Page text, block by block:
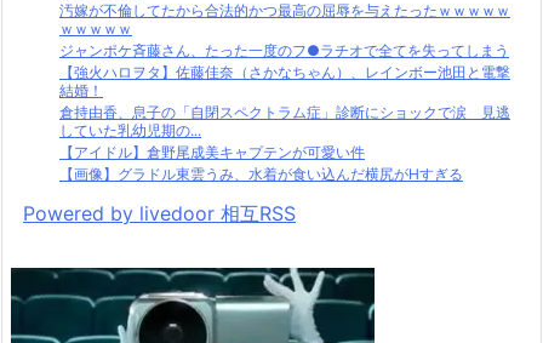
汚嫁が不倫してたから合法的かつ最高の屈辱を与えたったｗｗｗｗｗ
ｗｗｗｗｗ
ジャンポケ斉藤さん、たった一度のフ●ラチオで全てを失ってしまう
【強火ハロヲタ】佐藤佳奈（さかなちゃん）、レインボー池田と電撃
結婚！
倉持由香、息子の「自閉スペクトラム症」診断にショックで涙 見逃
していた乳幼児期の...
【アイドル】倉野尾成美キャプテンが可愛い件
【画像】グラドル東雲うみ、水着が食い込んだ横尻がHすぎる
Powered by livedoor 相互RSS